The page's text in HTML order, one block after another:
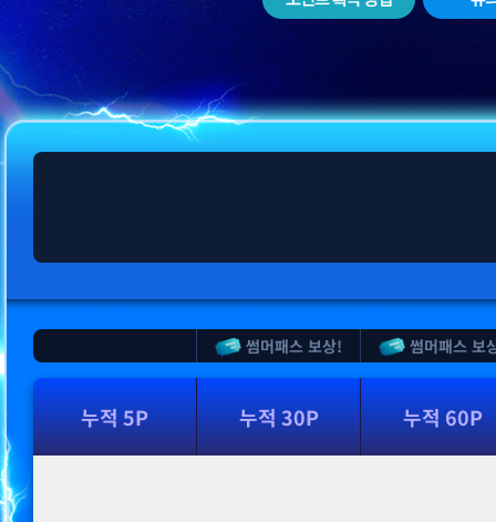
썸머패스 보상! 썸머패스 보
누적 5P 누적 30P 누적 60P